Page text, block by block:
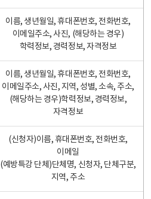
이름, 생년월일, 휴대폰번호, 전화번호,
이메일주소, 사진, (해당하는 경우)
학력정보, 경력정보, 자격정보
이름, 생년월일, 휴대폰번호, 전화번호,
이메일주소, 사진, 지역, 성별, 소속, 주소,
(해당하는 경우)학력정보, 경력정보,
자격정보
(신청자)이름, 휴대폰번호, 전화번호,
이메일
(예방특강 단체)단체명, 신청자, 단체구분,
지역, 주소